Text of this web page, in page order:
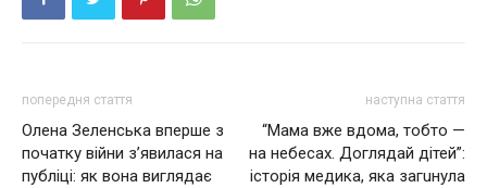
попередня стаття
Олена Зеленська вперше з
початку війни з’явилася на
публіці: як вона виглядає
наступна стаття
“Мама вже вдома, тобто —
на небесах. Доглядай дітей”:
історія медика, яка загuнyла